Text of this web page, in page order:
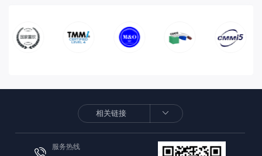
服务热线